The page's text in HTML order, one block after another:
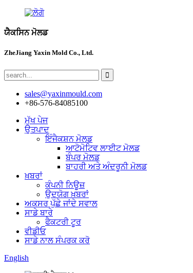
ਯੈਕਸਿਨ ਮੋਲਡ
ZheJiang Yaxin Mold Co., Ltd.
sales@yaxinmould.com
+86-576-84085100
ਮੁੱਖ ਪੇਜ
ਉਤਪਾਦ
ਇੰਜੈਕਸ਼ਨ ਮੋਲਡ
ਆਟੋਮੋਟਿਵ ਲਾਈਟ ਮੋਲਡ
ਬੰਪਰ ਮੋਲਡ
ਬਾਹਰੀ ਅਤੇ ਅੰਦਰੂਨੀ ਮੋਲਡ
ਖ਼ਬਰਾਂ
ਕੰਪਨੀ ਨਿਊਜ਼
ਉਦਯੋਗ ਖ਼ਬਰਾਂ
ਅਕਸਰ ਪੁੱਛੇ ਜਾਂਦੇ ਸਵਾਲ
ਸਾਡੇ ਬਾਰੇ
ਫੈਕਟਰੀ ਟੂਰ
ਵੀਡੀਓ
ਸਾਡੇ ਨਾਲ ਸੰਪਰਕ ਕਰੋ
English